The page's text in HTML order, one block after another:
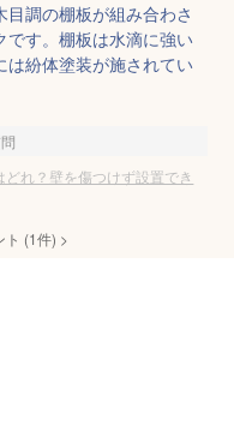
調の棚板が組み合わさ
です。棚板は水滴に強い
は紛体塗装が施されてい
れ？壁を傷つけず設置でき
(1件) >